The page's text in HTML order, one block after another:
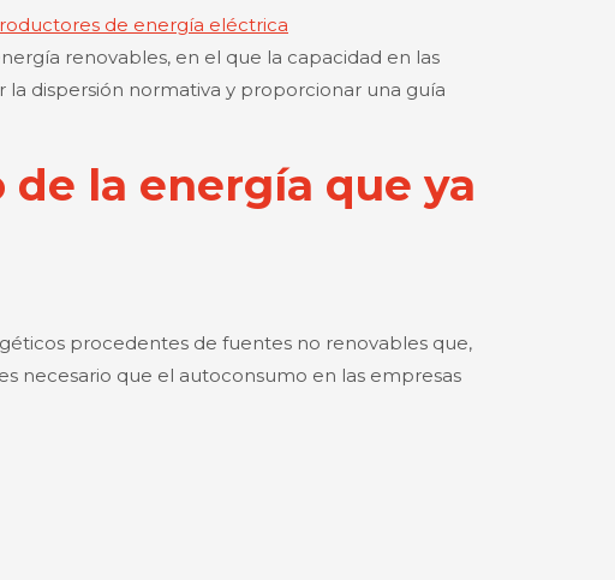
renovables, en el que la capacidad en las
dispersión normativa y proporcionar una guía
la energía que ya
procedentes de fuentes no renovables que,
necesario que el autoconsumo en las empresas